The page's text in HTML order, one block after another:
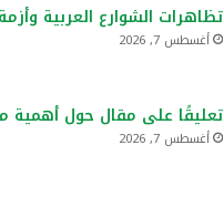
تظاهرات الشوارع العربية
أغسطس 7, 2026
تعليقًا على مقال حول
أغسطس 7, 2026